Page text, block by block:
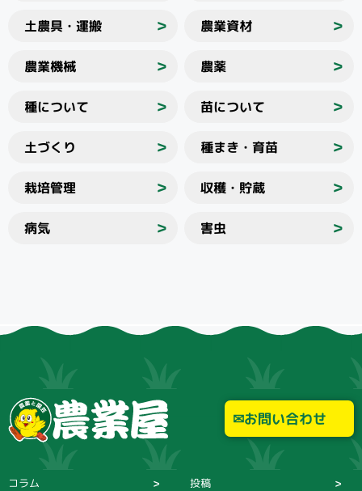
土農具・運搬 ＞ 農業資材 ＞
農業機械 ＞ 農薬 ＞
種について ＞ 苗について ＞
土づくり ＞ 種まき・育苗 ＞
栽培管理 ＞ 収穫・貯蔵 ＞
病気 ＞ 害虫 ＞
お問い合わせ
コラム 投稿